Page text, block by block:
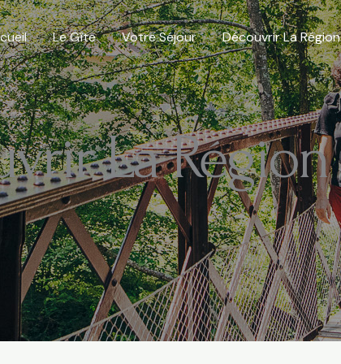
Le Gîte Votre Séjour Découvrir La Région
La Région